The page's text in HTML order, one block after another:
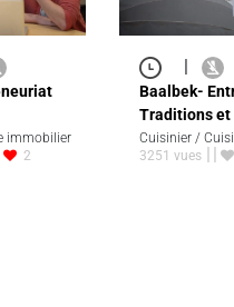
immobilier
2
Baalbek-
Traditions et
Cuisinier /
3251 vues